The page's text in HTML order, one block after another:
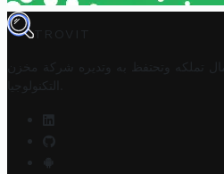
TROVIT
تملكه وتحتفظ به وتديره
شركة مخزن
التكنولوجيا